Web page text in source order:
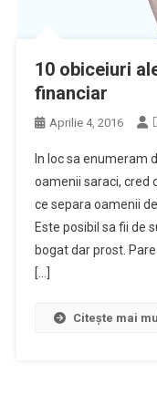
10 obiceiuri
financiar
Aprilie 4, 2016
In loc sa enumeram
oamenii saraci, cred
ce separa oamenii
Este posibil sa fii de
bogat dar prost.
[…]
Citește mai